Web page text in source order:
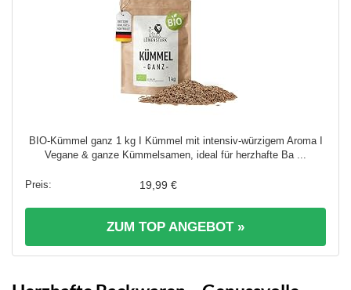
BIO-Kümmel ganz 1 kg I Kümmel mit intensiv-würzigem Aroma I
Vegane & ganze Kümmelsamen, ideal für herzhafte Ba ...
19,99 €
ZUM TOP ANGEBOT »